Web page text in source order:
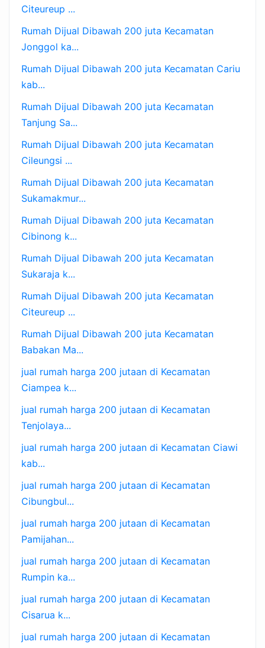
Citeureup ...
Rumah Dijual Dibawah 200 juta Kecamatan
Jonggol ka...
Rumah Dijual Dibawah 200 juta Kecamatan Cariu
kab...
Rumah Dijual Dibawah 200 juta Kecamatan
Tanjung Sa...
Rumah Dijual Dibawah 200 juta Kecamatan
Cileungsi ...
Rumah Dijual Dibawah 200 juta Kecamatan
Sukamakmur...
Rumah Dijual Dibawah 200 juta Kecamatan
Cibinong k...
Rumah Dijual Dibawah 200 juta Kecamatan
Sukaraja k...
Rumah Dijual Dibawah 200 juta Kecamatan
Citeureup ...
Rumah Dijual Dibawah 200 juta Kecamatan
Babakan Ma...
jual rumah harga 200 jutaan di Kecamatan
Ciampea k...
jual rumah harga 200 jutaan di Kecamatan
Tenjolaya...
jual rumah harga 200 jutaan di Kecamatan Ciawi
kab...
jual rumah harga 200 jutaan di Kecamatan
Cibungbul...
jual rumah harga 200 jutaan di Kecamatan
Pamijahan...
jual rumah harga 200 jutaan di Kecamatan
Rumpin ka...
jual rumah harga 200 jutaan di Kecamatan
Cisarua k...
jual rumah harga 200 jutaan di Kecamatan